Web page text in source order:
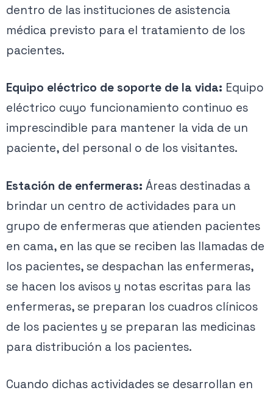
dentro de las instituciones de asistencia
médica previsto para el tratamiento de los
pacientes.
Equipo eléctrico de soporte de la vida: Equipo
eléctrico cuyo funcionamiento continuo es
imprescindible para mantener la vida de un
paciente, del personal o de los visitantes.
Estación de enfermeras: Áreas destinadas a
brindar un centro de actividades para un
grupo de enfermeras que atienden pacientes
en cama, en las que se reciben las llamadas de
los pacientes, se despachan las enfermeras,
se hacen los avisos y notas escritas para las
enfermeras, se preparan los cuadros clínicos
de los pacientes y se preparan las medicinas
para distribución a los pacientes.
Cuando dichas actividades se desarrollan en